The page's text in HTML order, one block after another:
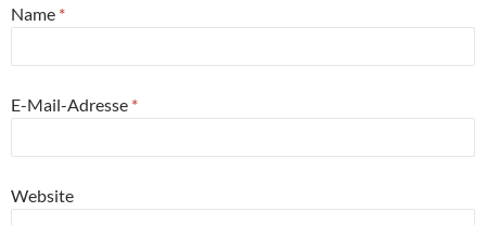
Name *
E-Mail-Adresse *
Website